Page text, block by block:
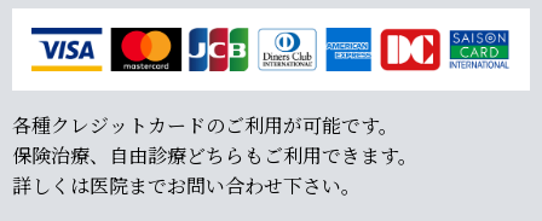
各種クレジットカードのご利用が可能です。
保険治療、自由診療どちらもご利用できます。
詳しくは医院までお問い合わせ下さい。